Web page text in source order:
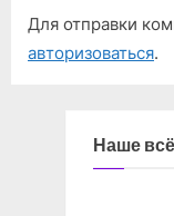
Для отправки
авторизоваться.
Наше